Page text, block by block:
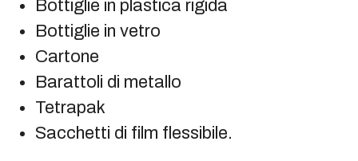
Bottiglie in plastica rigida
Bottiglie in vetro
Cartone
Barattoli di metallo
Tetrapak
Sacchetti di film flessibile.